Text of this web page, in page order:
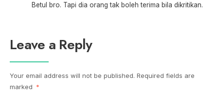
Betul bro. Tapi dia orang tak boleh terima bila dikritikan.
Leave a Reply
Your email address will not be published. Required fields are
marked *